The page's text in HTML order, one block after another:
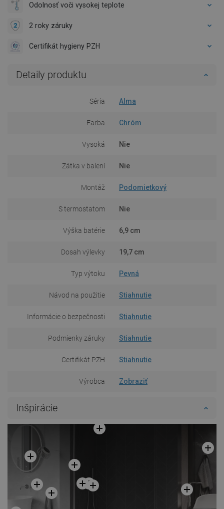
Odolnosť voči vysokej teplote
2 roky záruky
Certifikát hygieny PZH
Detaily produktu
Séria Alma
Farba Chróm
Vysoká Nie
Zátka v balení Nie
Montáž Podomietkový
S termostatom Nie
Výška batérie 6,9 cm
Dosah výlevky 19,7 cm
Typ výtoku Pevná
Návod na použitie Stiahnutie
Informácie o bezpečnosti Stiahnutie
Podmienky záruky Stiahnutie
Certifikát PZH Stiahnutie
Výrobca Zobraziť
Inšpirácie